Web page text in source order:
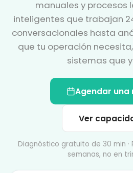
manuales y procesos
inteligentes que trabajan
conversacionales hasta
que tu operación
sistemas que
Agendar una
Ver
Diagnóstico gratuito de 30 min ·
semanas, no en